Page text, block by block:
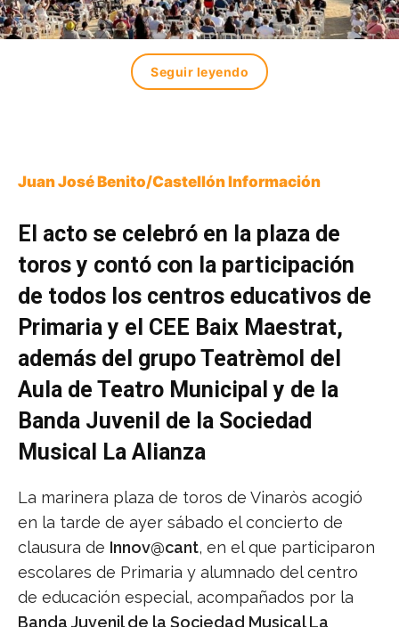
Seguir leyendo
Juan José Benito/Castellón Información
El acto se celebró en la plaza de
toros y contó con la participación
de todos los centros educativos de
Primaria y el CEE Baix Maestrat,
además del grupo Teatrèmol del
Aula de Teatro Municipal y de la
Banda Juvenil de la Sociedad
Musical La Alianza
La marinera plaza de toros de Vinaròs acogió
en la tarde de ayer sábado el concierto de
clausura de Innov@cant, en el que participaron
escolares de Primaria y alumnado del centro
de educación especial, acompañados por la
Banda Juvenil de la Sociedad Musical La